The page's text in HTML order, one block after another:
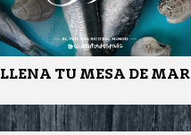
LLENA TU MESA DE MAR